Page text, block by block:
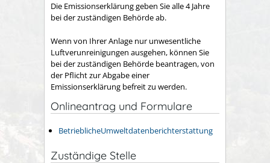
Die Emissionserklärung geben Sie alle 4 Jahre
bei der zuständigen Behörde ab.
Wenn von Ihrer Anlage nur unwesentliche
Luftverunreinigungen ausgehen, können Sie
bei der zuständigen Behörde beantragen, von
der Pflicht zur Abgabe einer
Emissionserklärung befreit zu werden.
Onlineantrag und Formulare
BetrieblicheUmweltdatenberichterstattung
Zuständige Stelle